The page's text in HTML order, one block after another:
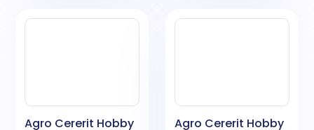
Agro Cererit Hobby
Agro Cererit Hobby